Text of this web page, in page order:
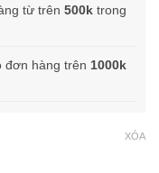
từ trên 500k trong
đơn hàng trên 1000k
XÓA